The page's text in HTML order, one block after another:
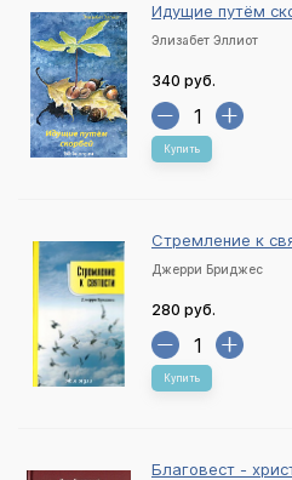
Идущие путём
Элизабет Эллиот
340 руб.
Купить
Стремление к
Джерри Бриджес
280 руб.
Купить
Благовест -